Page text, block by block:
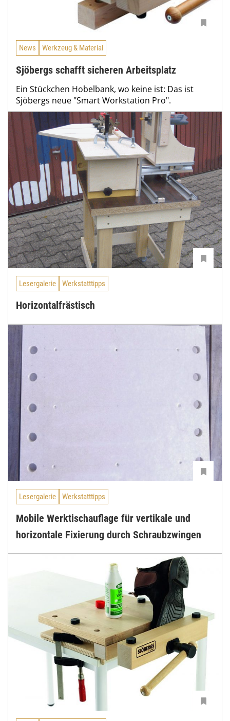
News Werkzeug & Material
Sjöbergs schafft sicheren Arbeitsplatz
Ein Stückchen Hobelbank, wo keine ist: Das ist
Sjöbergs neue "Smart Workstation Pro".
Lesergalerie Werkstatttipps
Horizontalfrästisch
Lesergalerie Werkstatttipps
Mobile Werktischauflage für vertikale und
horizontale Fixierung durch Schraubzwingen